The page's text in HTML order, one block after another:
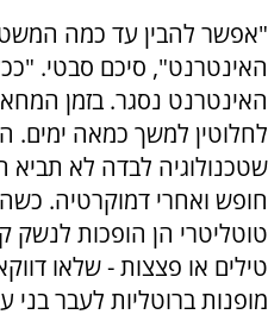
"אפשר להבין עד כמה
האינטרנט", סיכם סבטי.
האינטרנט נסגר. בזמן
לחלוטין למשך כמאה ימים.
שטכנולוגיה לבדה לא תביא
חופש ואחרי דמוקרטיה.
טוטליטרי הן הופכות לנשק
טילים או פצצות - שלאו
מופנות ברוטליות לעבר בני